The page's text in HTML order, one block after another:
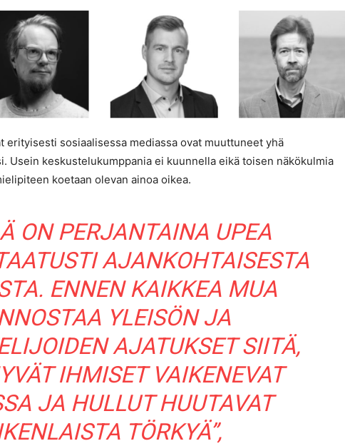
erityisesti sosiaalisessa mediassa ovat muuttuneet yhä
Usein keskustelukumppania ei kuunnella eikä toisen näkökulmia
koetaan olevan ainoa oikea.
ON PERJANTAINA UPEA
AJANKOHTAISESTA
ENNEN KAIKKEA MUA
YLEISÖN JA
AJATUKSET SIITÄ,
IHMISET VAIKENEVAT
JA HULLUT HUUTAVAT
TÖRKYÄ”,